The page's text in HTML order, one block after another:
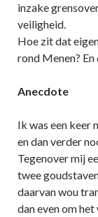
inzake
veiligheid.
Hoe zit dat
rond Menen? En
Anecdote
Ik was een keer
en dan verder
Tegenover mij
twee
daarvan wou
dan even om